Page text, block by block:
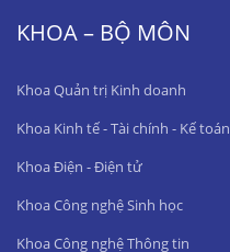
KHOA – BỘ MÔN
Khoa Quản trị Kinh doanh
Khoa Kinh tế - Tài chính - Kế toán
Khoa Điện - Điện tử
Khoa Công nghệ Sinh học
Khoa Công nghệ Thông tin